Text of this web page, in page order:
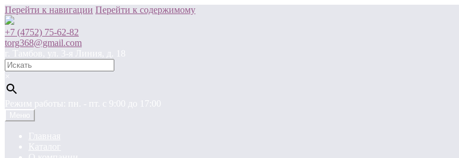
Перейти к навигации Перейти к содержимому
+7 (4752) 75-62-82
torg368@gmail.com
г. Тамбов, ул. 3-я Линия, д. 18
×
Режим работы: пн. - пт. c 9:00 до 17:00
Меню
Главная
Каталог